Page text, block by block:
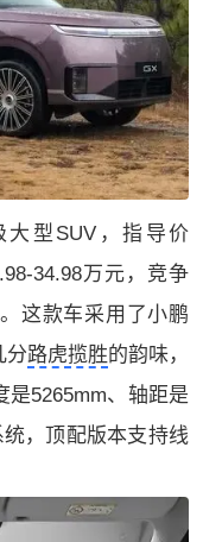
型SUV，指导价
34.98万元，竞争
这款车采用了小鹏
分路虎揽胜的韵味，
是5265mm、轴距是
，顶配版本支持线